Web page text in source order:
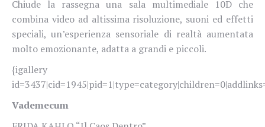
Chiude la rassegna una sala multimediale 10D che
combina video ad altissima risoluzione, suoni ed effetti
speciali, un’esperienza sensoriale di realtà aumentata
molto emozionante, adatta a grandi e piccoli.
{igallery
Vademecum